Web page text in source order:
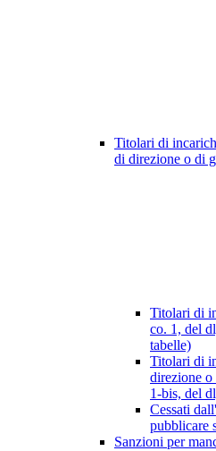
Titolari di
di direzione o di
Titolari di
co. 1, del
tabelle)
Titolari di
direzione
1-bis, del
Cessati
pubblicare
Sanzioni per